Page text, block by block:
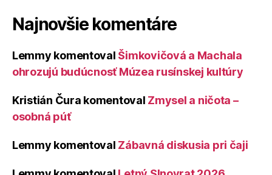
Najnovšie komentáre
Lemmy komentoval Šimkovičová a Machala
ohrozujú budúcnosť Múzea rusínskej kultúry
Kristián Čura komentoval Zmysel a ničota –
osobná púť
Lemmy komentoval Zábavná diskusia pri čaji